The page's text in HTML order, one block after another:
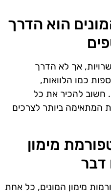
המונים הוא הדרך
אך לא הדרך
כמו הלוואות,
חשוב להכיר את כל
המתאימה ביותר לצרכים
פלטפורמת מימון
דבר
מימון המונים, כל אחת